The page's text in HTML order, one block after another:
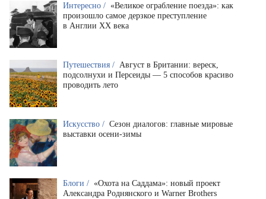
Интересно / «Великое ограбление поезда»: как
произошло самое дерзкое преступление
в Англии XX века
Путешествия / Август в Британии: вереск,
подсолнухи и Персеиды — 5 способов красиво
проводить лето
Искусство / Сезон диалогов: главные мировые
выставки осени-зимы
Блоги / «Охота на Саддама»: новый проект
Александра Роднянского и Warner Brothers